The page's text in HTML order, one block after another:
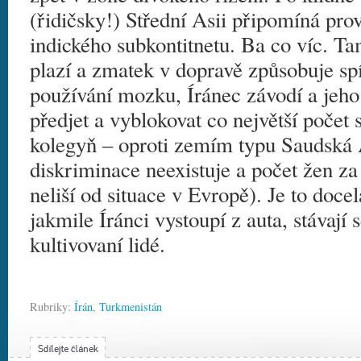
(řidičsky!) Střední Asii připomíná
indického subkontitnetu. Ba co víc.
plazí a zmatek v dopravě způsobuje
používání mozku, Íránec závodí a
předjet a vyblokovat co největší počet
kolegyň – oproti zemím typu Saudská
diskriminace neexistuje a počet žen
neliší od situace v Evropě). Je to
jakmile Íránci vystoupí z auta, stávají
kultivovaní lidé.
Rubriky: Írán, Turkmenistán